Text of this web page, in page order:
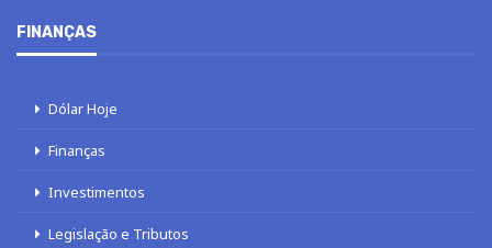
FINANÇAS
Dólar Hoje
Finanças
Investimentos
Legislação e Tributos